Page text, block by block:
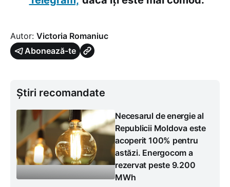
Autor: Victoria Romaniuc
Abonează-te
Știri recomandate
Necesarul de energie al
Republicii Moldova este
acoperit 100% pentru
astăzi. Energocom a
rezervat peste 9.200
MWh